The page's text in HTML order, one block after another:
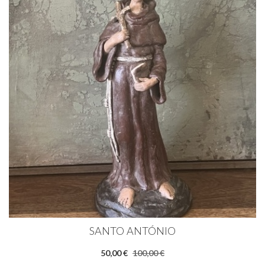
SANTO ANTÓNIO
50,00 € 100,00 €